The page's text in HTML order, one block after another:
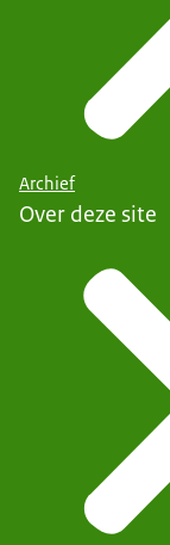
Archief
Over deze site